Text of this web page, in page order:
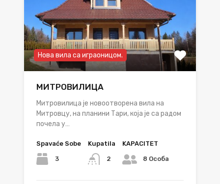
Нова вила са играоницом.
МИТРОВИЛИЦА
Митровилица је новоотворена вила на
Митровцу, на планини Тари, која је са радом
почела у…
Spavaće Sobe
3
Kupatila
2
KAPACITET
8 Особа